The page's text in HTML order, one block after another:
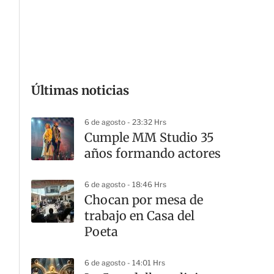
Últimas noticias
6 de agosto - 23:32 Hrs
Cumple MM Studio 35
años formando actores
6 de agosto - 18:46 Hrs
Chocan por mesa de
trabajo en Casa del
Poeta
6 de agosto - 14:01 Hrs